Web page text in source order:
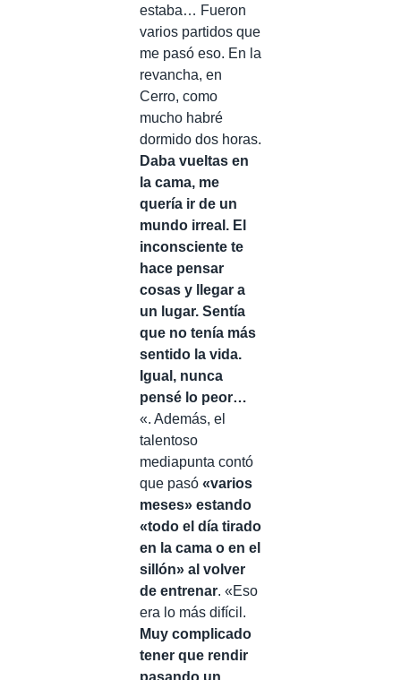
estaba… Fueron
varios partidos que
me pasó eso. En la
revancha, en
Cerro, como
mucho habré
dormido dos horas.
Daba vueltas en
la cama, me
quería ir de un
mundo irreal. El
inconsciente te
hace pensar
cosas y llegar a
un lugar. Sentía
que no tenía más
sentido la vida.
Igual, nunca
pensé lo peor…
«. Además, el
talentoso
mediapunta contó
que pasó «varios
meses» estando
«todo el día tirado
en la cama o en el
sillón» al volver
de entrenar. «Eso
era lo más difícil.
Muy complicado
tener que rendir
pasando un